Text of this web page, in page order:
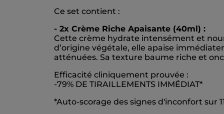
Ce set contient :
- 2x Crème Riche Apaisante (40ml) :
Cette crème hydrate intensément et
d’origine végétale, elle apaise
atténuées. Sa texture baume riche et
Efficacité cliniquement prouvée :
-79% DE TIRAILLEMENTS IMMÉDIAT*
*Auto-scorage des signes d'inconfort sur